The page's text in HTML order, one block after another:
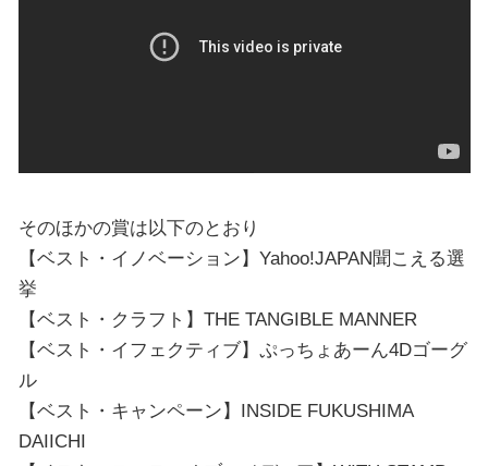
そのほかの賞は以下のとおり
【ベスト・イノベーション】Yahoo!JAPAN聞こえる選
挙
【ベスト・クラフト】THE TANGIBLE MANNER
【ベスト・イフェクティブ】ぷっちょあーん4Dゴーグ
ル
【ベスト・キャンペーン】INSIDE FUKUSHIMA
DAIICHI